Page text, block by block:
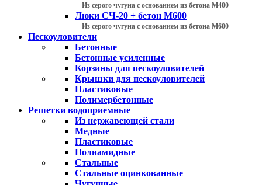
Из серого чугуна с основанием из бетона М400
Люки СЧ-20 + бетон М600
Из серого чугуна с основанием из бетона М600
Пескоуловители
Бетонные
Бетонные усиленные
Корзины для пескоуловителей
Крышки для пескоуловителей
Пластиковые
Полимербетонные
Решетки водоприемные
Из нержавеющей стали
Медные
Пластиковые
Полиамидные
Стальные
Стальные оцинкованные